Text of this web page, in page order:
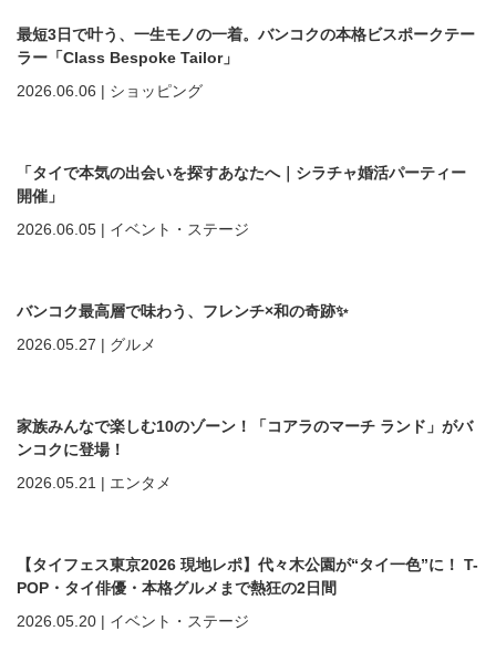
最短3日で叶う、一生モノの一着。バンコクの本格ビスポークテー
ラー「Class Bespoke Tailor」
2026.06.06 | ショッピング
「タイで本気の出会いを探すあなたへ｜シラチャ婚活パーティー
開催」
2026.06.05 | イベント・ステージ
バンコク最高層で味わう、フレンチ×和の奇跡✨
2026.05.27 | グルメ
家族みんなで楽しむ10のゾーン！「コアラのマーチ ランド」がバ
ンコクに登場！
2026.05.21 | エンタメ
【タイフェス東京2026 現地レポ】代々木公園が“タイ一色”に！ T-
POP・タイ俳優・本格グルメまで熱狂の2日間
2026.05.20 | イベント・ステージ